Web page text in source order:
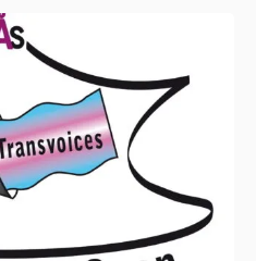
& årsredovisningar